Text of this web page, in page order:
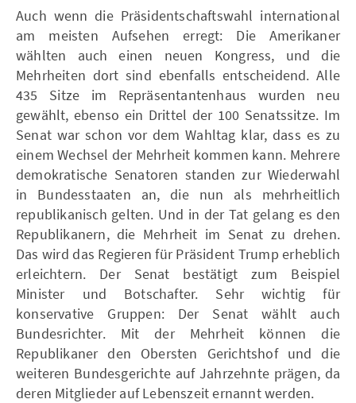
Auch wenn die Präsidentschaftswahl international
am meisten Aufsehen erregt: Die Amerikaner
wählten auch einen neuen Kongress, und die
Mehrheiten dort sind ebenfalls entscheidend. Alle
435 Sitze im Repräsentantenhaus wurden neu
gewählt, ebenso ein Drittel der 100 Senatssitze. Im
Senat war schon vor dem Wahltag klar, dass es zu
einem Wechsel der Mehrheit kommen kann. Mehrere
demokratische Senatoren standen zur Wiederwahl
in Bundesstaaten an, die nun als mehrheitlich
republikanisch gelten. Und in der Tat gelang es den
Republikanern, die Mehrheit im Senat zu drehen.
Das wird das Regieren für Präsident Trump erheblich
erleichtern. Der Senat bestätigt zum Beispiel
Minister und Botschafter. Sehr wichtig für
konservative Gruppen: Der Senat wählt auch
Bundesrichter. Mit der Mehrheit können die
Republikaner den Obersten Gerichtshof und die
weiteren Bundesgerichte auf Jahrzehnte prägen, da
deren Mitglieder auf Lebenszeit ernannt werden.